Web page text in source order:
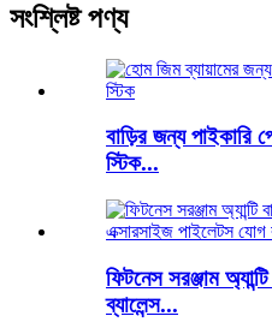
সংশ্লিষ্ট পণ্য
বাড়ির জন্য পাইকারি
স্টিক...
ফিটনেস সরঞ্জাম
ব্যালেন্স...